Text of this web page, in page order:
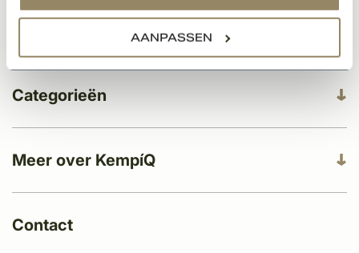
AANPASSEN
Meer over KempíQ
Categorieën
Contact